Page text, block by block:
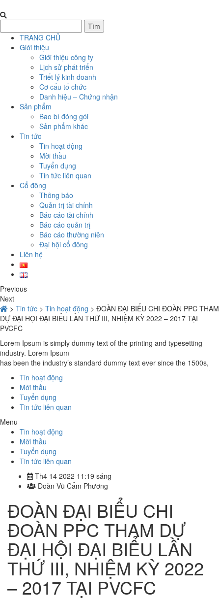
TRANG CHỦ
Giới thiệu
Giới thiệu công ty
Lịch sử phát triển
Triết lý kinh doanh
Cơ cấu tổ chức
Danh hiệu – Chứng nhận
Sản phẩm
Bao bì đóng gói
Sản phẩm khác
Tin tức
Tin hoạt động
Mời thầu
Tuyển dụng
Tin tức liên quan
Cổ đông
Thông báo
Quản trị tài chính
Báo cáo tài chính
Báo cáo quản trị
Báo cáo thường niên
Đại hội cổ đông
Liên hệ
Previous
Next
> Tin tức > Tin hoạt động > ĐOÀN ĐẠI BIỂU CHI ĐOÀN PPC THAM
DỰ ĐẠI HỘI ĐẠI BIỂU LẦN THỨ III, NHIỆM KỲ 2022 – 2017 TẠI
PVCFC
Lorem Ipsum is simply dummy text of the printing and typesetting
industry. Lorem Ipsum
has been the industry’s standard dummy text ever since the 1500s,
Tin hoạt động
Mời thầu
Tuyển dụng
Tin tức liên quan
Menu
Tin hoạt động
Mời thầu
Tuyển dụng
Tin tức liên quan
Th4 14 2022 11:19 sáng
Đoàn Vũ Cẩm Phương
ĐOÀN ĐẠI BIỂU CHI
ĐOÀN PPC THAM DỰ
ĐẠI HỘI ĐẠI BIỂU LẦN
THỨ III, NHIỆM KỲ 2022
– 2017 TẠI PVCFC